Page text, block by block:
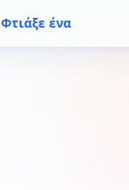
Φτιάξε ένα